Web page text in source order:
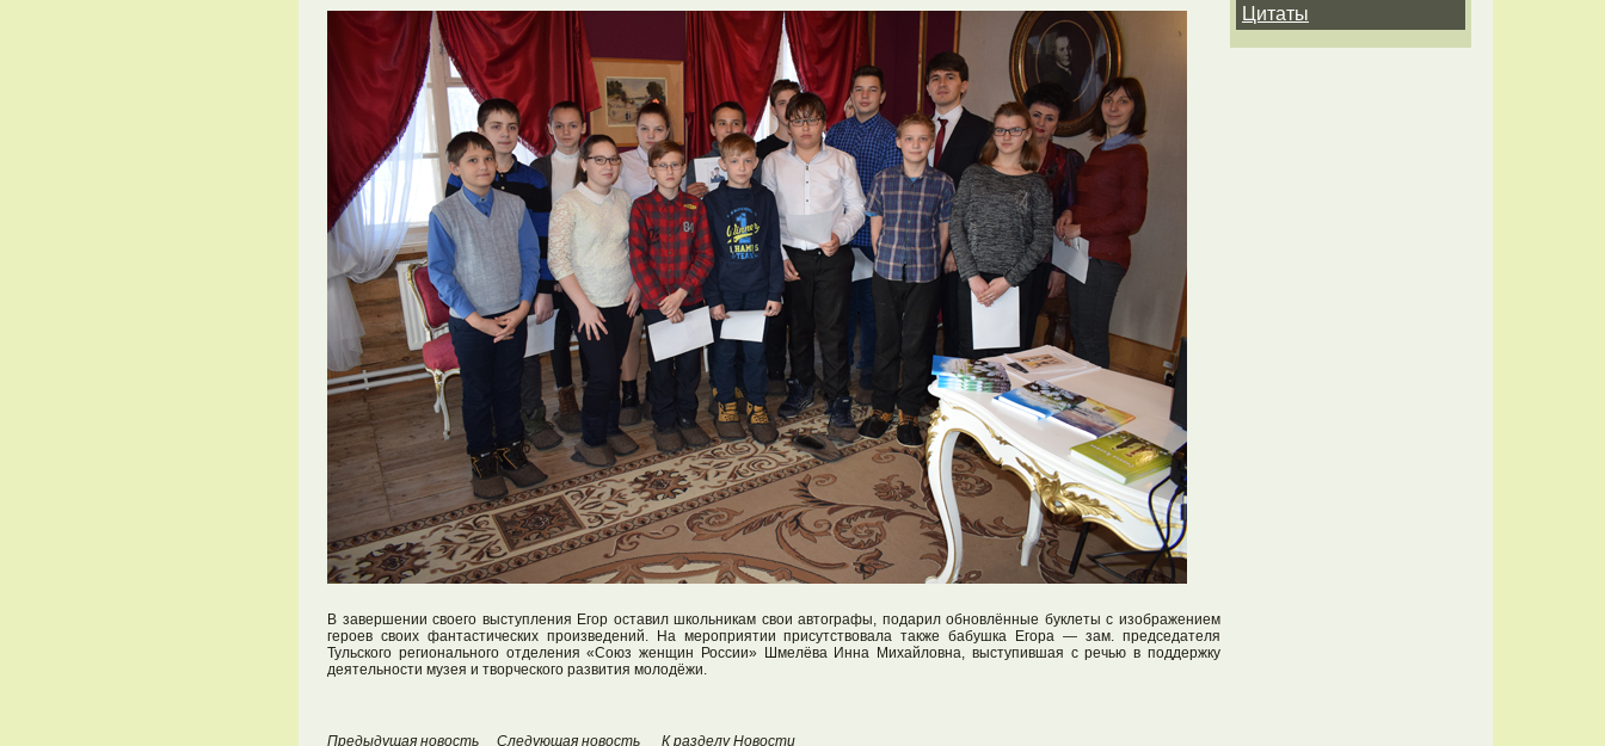
В завершении своего выступления Егор оставил школьникам свои автографы, подарил обновлённые буклеты с изображением
героев своих фантастических произведений. На мероприятии присутствовала также бабушка Егора — зам. председателя
Тульского регионального отделения «Союз женщин России» Шмелёва Инна Михайловна, выступившая с речью в поддержку
деятельности музея и творческого развития молодёжи.
Предыдущая новость Следующая новость К разделу Новости
Цитаты